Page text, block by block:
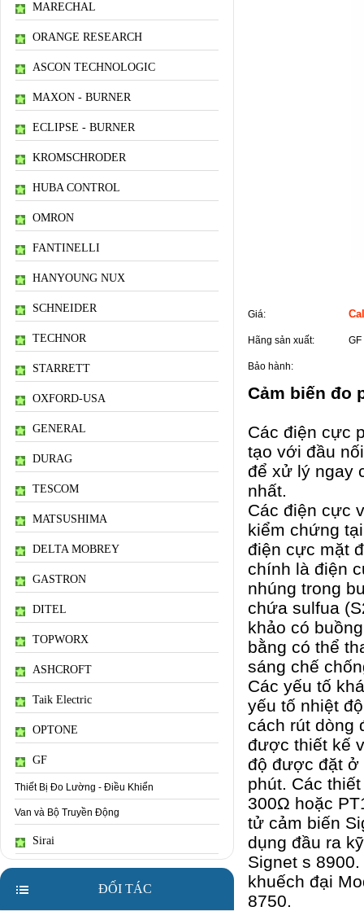
MARECHAL
ORANGE RESEARCH
ASCON TECHNOLOGIC
MAXON - BURNER
ECLIPSE - BURNER
KROMSCHRODER
HUBA CONTROL
OMRON
FANTINELLI
HANYOUNG NUX
SCHNEIDER
TECHNOR
STARRETT
OXFORD-USA
GENERAL
DURAG
TESCOM
MATSUSHIMA
DELTA MOBREY
GASTRON
DITEL
TOPWORX
ASHCROFT
Taik Electric
OPTONE
GF
Thiết Bị Đo Lường - Điều Khiển
Van và Bộ Truyền Động
Sirai
ĐỐI TÁC
Giá:
Hãng sản xuất: GF
Bảo hành:
Cảm biến đo
Các điện cực
tạo với đầu
để xử lý ngay
nhất.
Các điện cực
kiểm chứng
điện cực mặt
chính là điện
nhúng trong
chứa sulfua
khảo có
bằng có thể
sáng chế
Các yếu tố
yếu tố nhiệt
cách rút dòng
được thiết kế
độ được đặt ở
phút. Các
300Ω hoặc
tử cảm biến
dụng đầu ra
Signet s
khuếch đại
8750.